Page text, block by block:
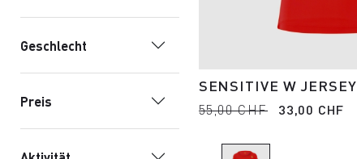
Geschlecht
Preis
SENSITIVE W JERSEY
55,00 CHF 33,00 CHF